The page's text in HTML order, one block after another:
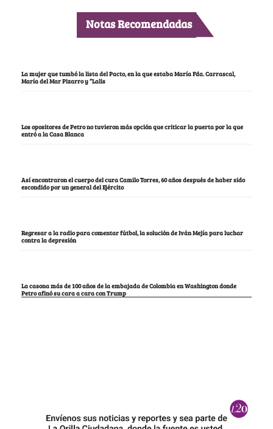
Notas Recomendadas
La mujer que tumbó la lista del Pacto, en la que estaba María Fda. Carrascal,
María del Mar Pizarro y “Lalis
Los opositores de Petro no tuvieron más opción que criticar la puerta por la que
entró a la Casa Blanca
Así encontraron el cuerpo del cura Camilo Torres, 60 años después de haber sido
escondido por un general del Ejército
Regresar a la radio para comentar fútbol, la solución de Iván Mejía para luchar
contra la depresión
La casona más de 100 años de la embajada de Colombia en Washington donde
Petro afinó su cara a cara con Trump